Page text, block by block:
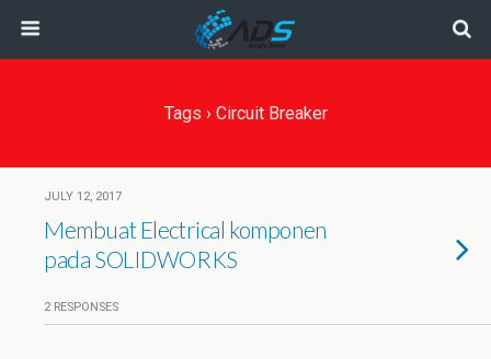
Tags › Circuit Breaker
JULY 12, 2017
Membuat Electrical komponen
pada SOLIDWORKS
2 RESPONSES